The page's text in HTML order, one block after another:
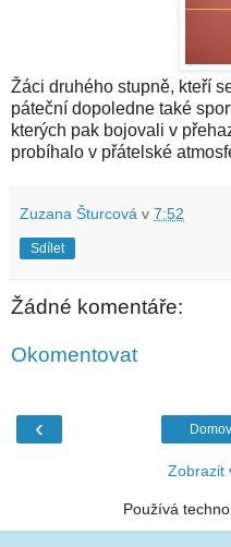
Žáci druhého stupně, kteří
páteční dopoledne také
kterých pak bojovali v
probíhalo v přátelské
Zuzana Šturcová v 7:52
Sdílet
Žádné komentáře:
Okomentovat
‹
Zobrazit
Používá